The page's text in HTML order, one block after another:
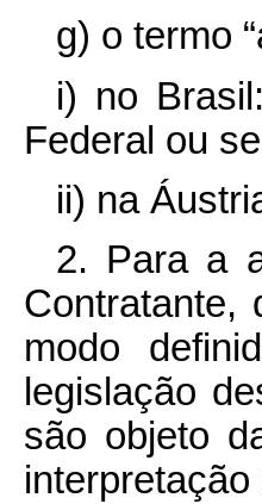
g) o termo
i) no
Federal ou
ii) na
2. Para a
Contratante,
modo
legislação
são objeto
interpretação